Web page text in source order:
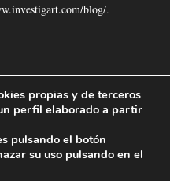
blog/.
|Política de Cookies|
propias y de terceros
perfil elaborado a partir
pulsando el botón
su uso pulsando en el